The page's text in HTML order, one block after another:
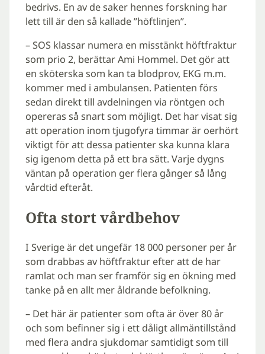
bedrivs. En av de saker hennes forskning har
lett till är den så kallade ”höftlinjen”.
– SOS klassar numera en misstänkt höftfraktur
som prio 2, berättar Ami Hommel. Det gör att
en sköterska som kan ta blodprov, EKG m.m.
kommer med i ambulansen. Patienten förs
sedan direkt till avdelningen via röntgen och
opereras så snart som möjligt. Det har visat sig
att operation inom tjugofyra timmar är oerhört
viktigt för att dessa patienter ska kunna klara
sig igenom detta på ett bra sätt. Varje dygns
väntan på operation ger flera gånger så lång
vårdtid efteråt.
Ofta stort vårdbehov
I Sverige är det ungefär 18 000 personer per år
som drabbas av höftfraktur efter att de har
ramlat och man ser framför sig en ökning med
tanke på en allt mer åldrande befolkning.
– Det här är patienter som ofta är över 80 år
och som befinner sig i ett dåligt allmäntillstånd
med flera andra sjukdomar samtidigt som till